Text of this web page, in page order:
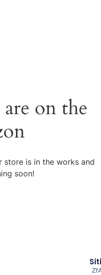
on the
store is in the works and
soon!